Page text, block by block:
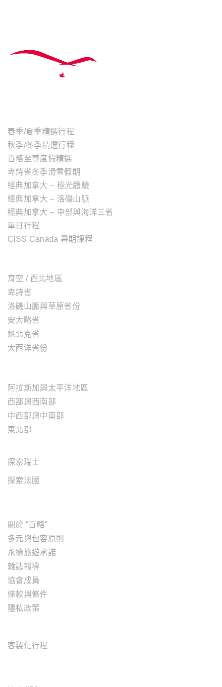
春季/夏季精選行程
秋季/冬季精選行程
百略至尊度假精選
卑詩省冬季滑雪假期
經典加拿大 – 極光體驗
經典加拿大 – 洛磯山脈
經典加拿大 – 中部與海洋三省
單日行程
CISS Canada 暑期課程
育空 / 西北地區
卑詩省
洛磯山脈與草原省份
安大略省
魁北克省
大西洋省份
阿拉斯加與太平洋地區
西部與西南部
中西部與中南部
東北部
探索瑞士
探索法國
關於 “百略”
多元與包容原則
永續旅遊承諾
雜誌報導
協會成員
條款與條件
隱私政策
客製化行程